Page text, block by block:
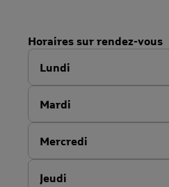
Horaires sur rendez-vous
Lundi
Mardi
Mercredi
Jeudi